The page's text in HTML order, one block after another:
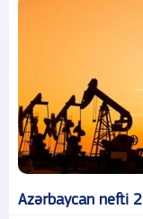
Azərbaycan nefti